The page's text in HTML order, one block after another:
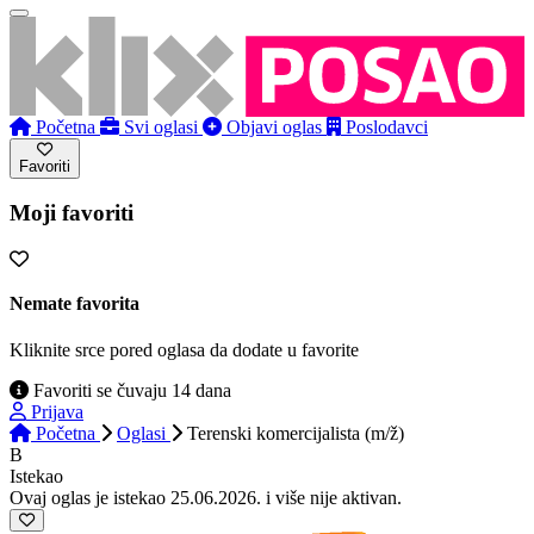
Početna Svi oglasi Objavi oglas Poslodavci
Favoriti
Moji favoriti
Nemate favorita
Kliknite srce pored oglasa da dodate u favorite
Favoriti se čuvaju 14 dana
Prijava
Početna
Oglasi
Terenski komercijalista (m/ž)
B
Istekao
Ovaj oglas je istekao 25.06.2026. i više nije aktivan.